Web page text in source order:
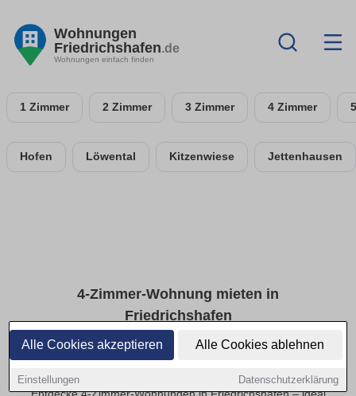
Alle Cookies akzeptieren Alle Cookies ablehnen
Einstellungen Datenschutzerklärung
Wohnungen
Friedrichshafen.de
Wohnungen einfach finden
1 Zimmer 2 Zimmer 3 Zimmer 4 Zimmer
Hofen Löwental Kitzenwiese Jettenhausen
4-Zimmer-Wohnung mieten in
Friedrichshafen
4-Zimmer-Wohnungen: Platz und Ausstattung